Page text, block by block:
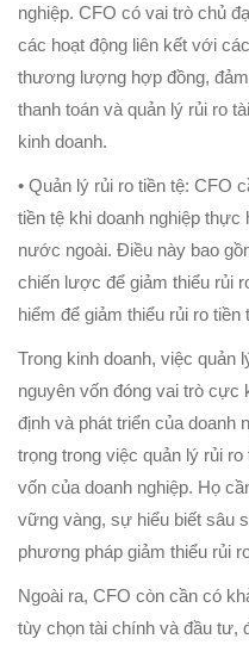
nghiệp. CFO có vai trò chủ
các hoạt động liên kết với
thương lượng hợp đồng,
thanh toán và quản lý rủi ro
kinh doanh.
• Quản lý rủi ro tiền tệ: CFO
tiền tệ khi doanh nghiệp
nước ngoài. Điều này bao
chiến lược để giảm thiểu rủi
hiểm để giảm thiểu rủi ro tiền
Trong kinh doanh, việc quản
nguyên vốn đóng vai trò cực
định và phát triển của doanh
trọng trong việc quản lý rủi
vốn của doanh nghiệp. Họ
vững vàng, sự hiểu biết sâu
phương pháp giảm thiểu rủi
Ngoài ra, CFO còn cần có
tùy chọn tài chính và đầu tư,